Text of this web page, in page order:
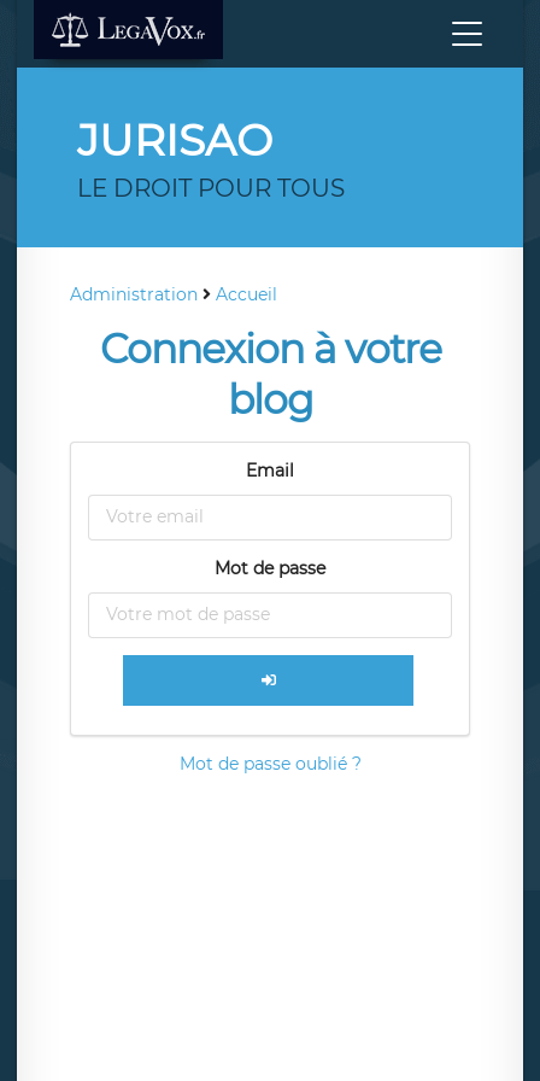
JURISAO
LE DROIT POUR TOUS
Administration Accueil
Connexion à votre
blog
Email
Mot de passe
Mot de passe oublié ?